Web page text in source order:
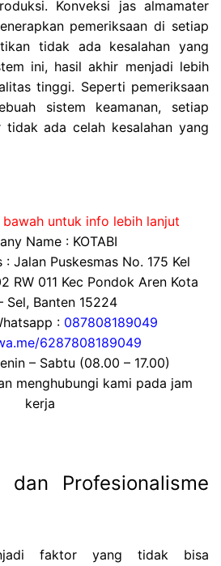
Konveksi jas almamater
pemeriksaan di setiap
tidak ada kesalahan yang
ini, hasil akhir menjadi lebih
tinggi. Seperti pemeriksaan
sistem keamanan, setiap
ada celah kesalahan yang
untuk info lebih lanjut
Name : KOTABI
Jalan Puskesmas No. 175 Kel
RW 011 Kec Pondok Aren Kota
Sel, Banten 15224
: 087808189049
6287808189049
– Sabtu (08.00 – 17.00)
menghubungi kami pada jam
kerja
Profesionalisme
faktor yang tidak bisa